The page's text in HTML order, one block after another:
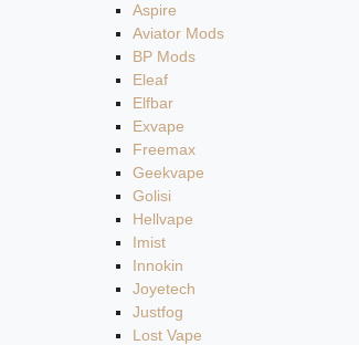
Aspire
Aviator Mods
BP Mods
Eleaf
Elfbar
Exvape
Freemax
Geekvape
Golisi
Hellvape
Imist
Innokin
Joyetech
Justfog
Lost Vape